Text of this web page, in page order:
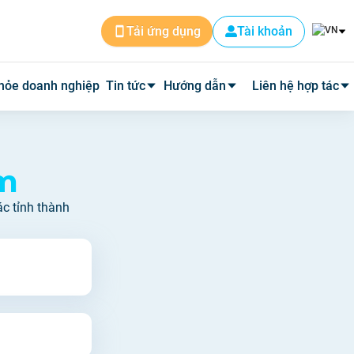
Tải ứng dụng Tài khoản
doanh nghiệp Tin tức Hướng dẫn Liên hệ hợp tác
tỉnh thành